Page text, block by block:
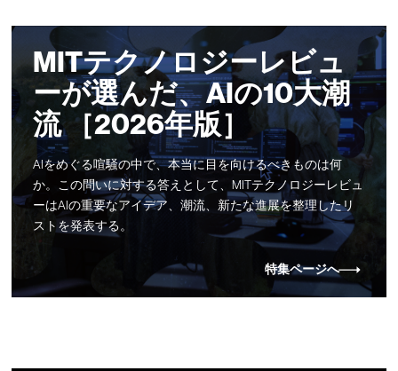
MITテクノロジーレビュ
ーが選んだ、AIの10大潮
流 ［2026年版］
AIをめぐる喧騒の中で、本当に目を向けるべきものは何
か。この問いに対する答えとして、MITテクノロジーレビュ
ーはAIの重要なアイデア、潮流、新たな進展を整理したリ
ストを発表する。
特集ページへ